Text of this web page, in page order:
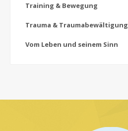
Training & Bewegung
Trauma & Traumabewältigung
Vom Leben und seinem Sinn